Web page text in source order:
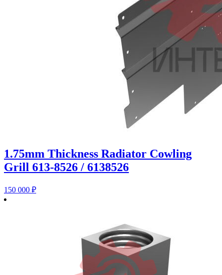
1.75mm Thickness Radiator Cowling
Grill 613-8526 / 6138526
150 000 ₽